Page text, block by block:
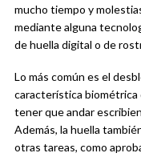
mucho tiempo y
mediante alguna
de huella digital o de
Lo más común es el
característica biométrica
tener que andar
Además, la huella
otras tareas, como